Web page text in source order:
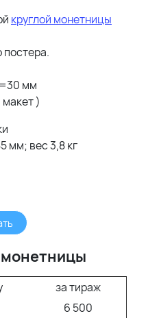
круглой монетницы
мм
)
мм; вес 3,8 кг
монетницы
за тираж
6 500